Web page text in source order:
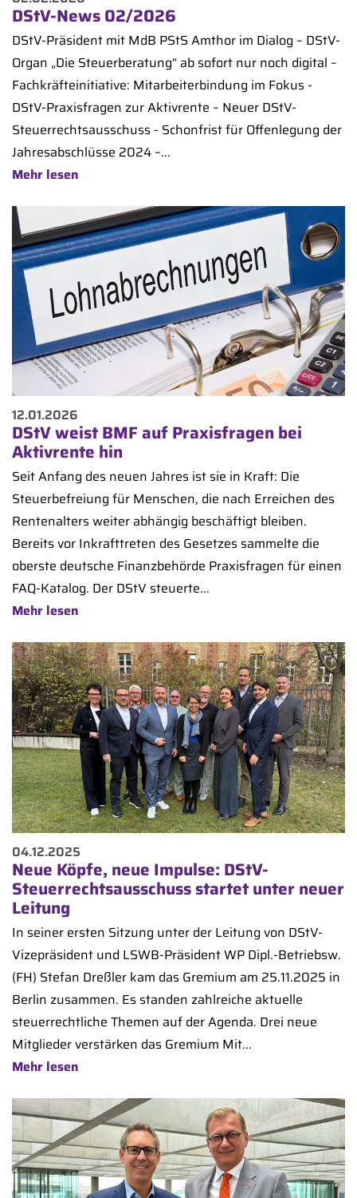
DStV-News 02/2026
DStV-Präsident mit MdB PStS Amthor im Dialog – DStV-
Organ „Die Steuerberatung“ ab sofort nur noch digital –
Fachkräfteinitiative: Mitarbeiterbindung im Fokus -
DStV-Praxisfragen zur Aktivrente – Neuer DStV-
Steuerrechtsausschuss - Schonfrist für Offenlegung der
Jahresabschlüsse 2024 –...
Mehr lesen
12.01.2026
DStV weist BMF auf Praxisfragen bei
Aktivrente hin
Seit Anfang des neuen Jahres ist sie in Kraft: Die
Steuerbefreiung für Menschen, die nach Erreichen des
Rentenalters weiter abhängig beschäftigt bleiben.
Bereits vor Inkrafttreten des Gesetzes sammelte die
oberste deutsche Finanzbehörde Praxisfragen für einen
FAQ-Katalog. Der DStV steuerte...
Mehr lesen
04.12.2025
Neue Köpfe, neue Impulse: DStV-
Steuerrechtsausschuss startet unter neuer
Leitung
In seiner ersten Sitzung unter der Leitung von DStV-
Vizepräsident und LSWB-Präsident WP Dipl.-Betriebsw.
(FH) Stefan Dreßler kam das Gremium am 25.11.2025 in
Berlin zusammen. Es standen zahlreiche aktuelle
steuerrechtliche Themen auf der Agenda. Drei neue
Mitglieder verstärken das Gremium Mit...
Mehr lesen